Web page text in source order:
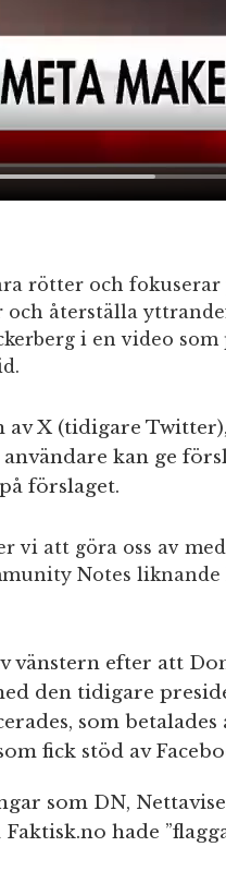
rötter och fokuserar
och återställa
i en video som
av X (tidigare
kan ge
förslaget.
vi att göra oss av
Notes liknande
vänstern efter att
den tidigare
som betalades
fick stöd av
som DN,
hade